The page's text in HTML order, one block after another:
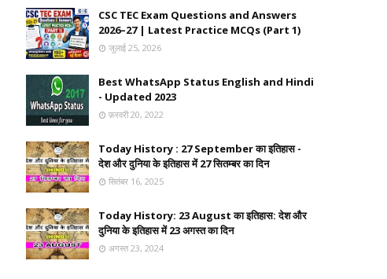
CSC TEC Exam Questions and Answers
2026–27 | Latest Practice MCQs (Part 1)
जुलाई 25, 2026
Best WhatsApp Status English and Hindi
- Updated 2023
फ़रवरी 20, 2022
Today History : 27 September का इतिहास -
देश और दुनिया के इतिहास में 27 सितम्बर का दिन
सितंबर 16, 2025
Today History: 23 August का इतिहास: देश और
दुनिया के इतिहास में 23 अगस्त का दिन
अगस्त 23, 2024